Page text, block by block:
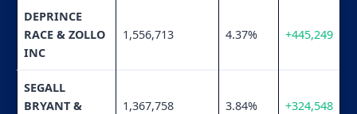
DEPRINCE
RACE & ZOLLO
INC
1,556,713 4.37% +445,249
SEGALL
BRYANT &
1,367,758 3.84% +324,548